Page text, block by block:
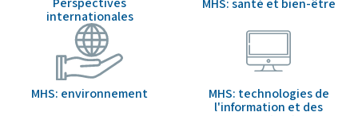
internationales
MHS: santé et bien-être
MHS: environnement
MHS: technologies de
l'information et des